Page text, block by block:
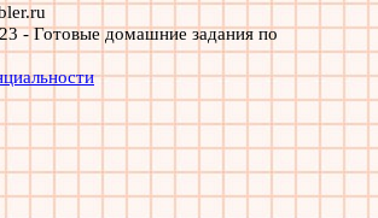
- Готовые домашние задания по